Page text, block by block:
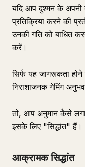
यदि आप दुश्मन के अपनी
प्रतिक्रिया करने की
उनकी गति को बाधित
करें।
सिर्फ यह जागरूकता
निराशाजनक गेमिंग
तो, आप अनुमान कैसे
इसके लिए "सिद्धांत" हैं।
आक्रामक सिद्धांत